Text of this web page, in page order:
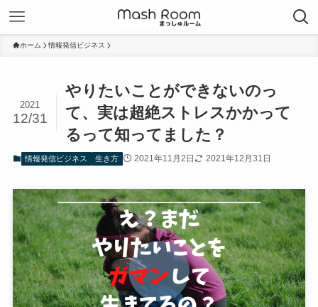
ホーム 情報発信ビジネス
やりたいことができないのっ
て、実は超絶ストレスかかって
るって知ってました？
2021
12/31
情報発信ビジネス 生き方 2021年11月2日 2021年12月31日